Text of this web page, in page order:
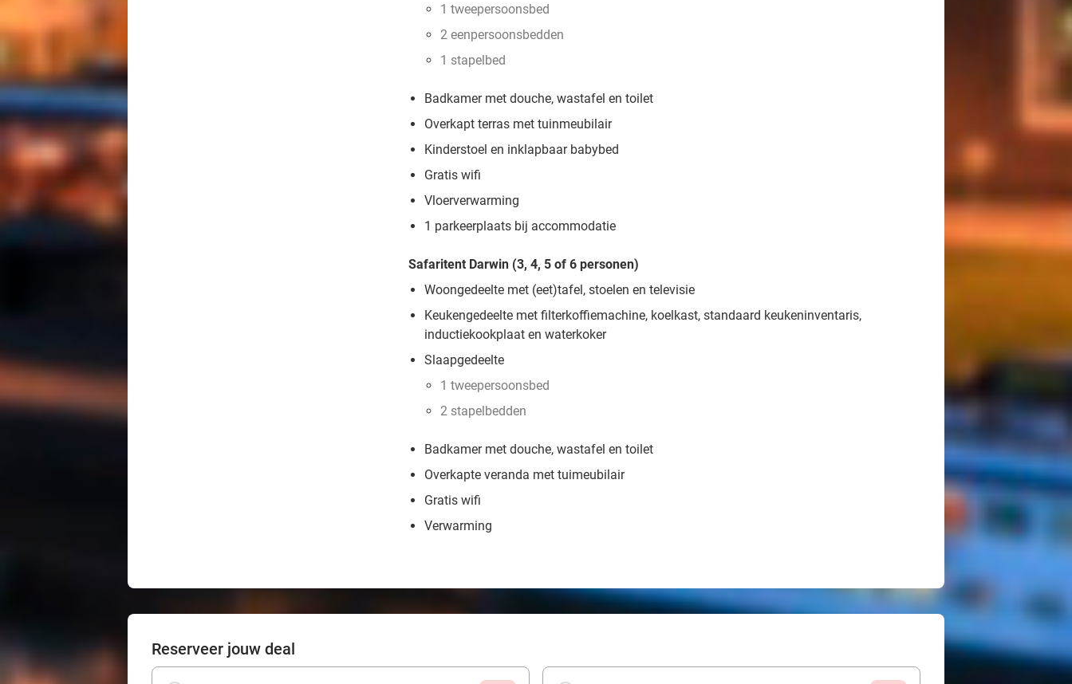
1 tweepersoonsbed
2 eenpersoonsbedden
1 stapelbed
Badkamer met douche, wastafel en toilet
Overkapt terras met tuinmeubilair
Kinderstoel en inklapbaar babybed
Gratis wifi
Vloerverwarming
1 parkeerplaats bij accommodatie
Safaritent Darwin (3, 4, 5 of 6 personen)
Woongedeelte met (eet)tafel, stoelen en televisie
Keukengedeelte met filterkoffiemachine, koelkast, standaard keukeninventaris,
inductiekookplaat en waterkoker
Slaapgedeelte
1 tweepersoonsbed
2 stapelbedden
Badkamer met douche, wastafel en toilet
Overkapte veranda met tuimeubilair
Gratis wifi
Verwarming
Reserveer jouw deal